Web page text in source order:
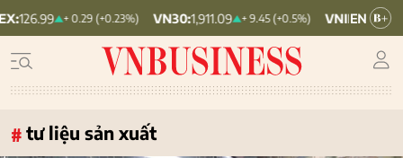
+ 0.29 (+0.23%) VN30:1,911.09 + 9.45 (+0.5%) VNINDEX: 1,768.06
# tư liệu sản xuất